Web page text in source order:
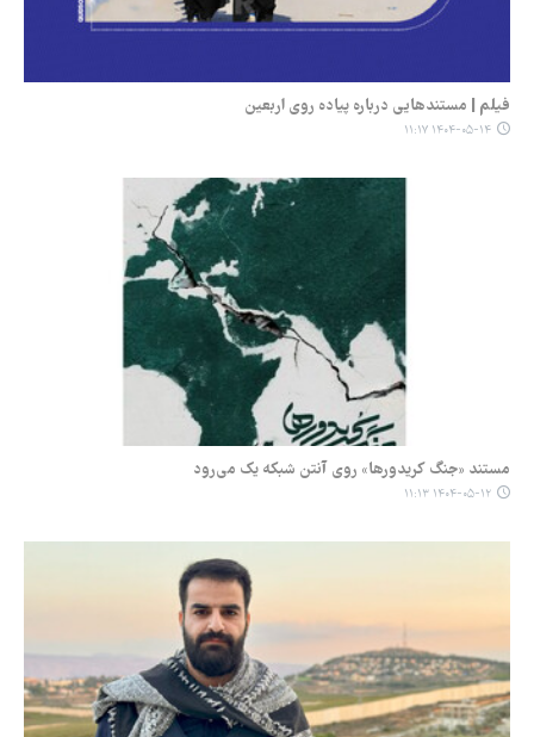
فیلم | مستندهایی درباره پیاده روی اربعین
۱۴۰۴-۰۵-۱۴ ۱۱:۱۷
مستند «جنگ کریدورها» روی آنتن شبکه یک می‌رود
۱۴۰۴-۰۵-۱۲ ۱۱:۱۳